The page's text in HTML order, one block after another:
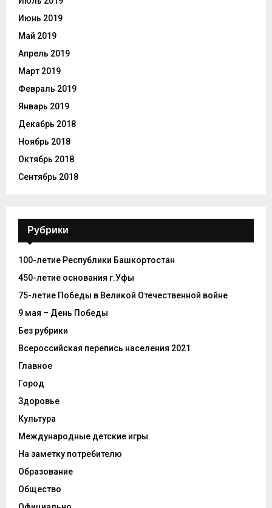
Июнь 2019
Май 2019
Апрель 2019
Март 2019
Февраль 2019
Январь 2019
Декабрь 2018
Ноябрь 2018
Октябрь 2018
Сентябрь 2018
Рубрики
100-летие Республики Башкортостан
450-летие основания г.Уфы
75-летие Победы в Великой Отечественной войне
9 мая – День Победы
Без рубрики
Всероссийская перепись населения 2021
Главное
Город
Здоровье
Культура
Международные детские игры
На заметку потребителю
Образование
Общество